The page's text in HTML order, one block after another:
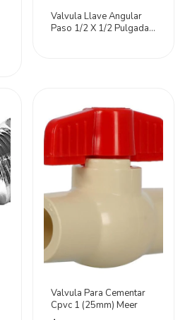
Valvula Llave Angular
Paso 1/2 X 1/2 Pulgadas
Valvula Para Cementar
Cpvc 1 (25mm) Meer